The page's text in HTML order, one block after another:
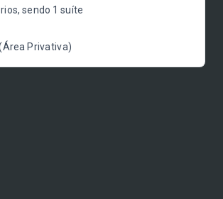
, sendo 1 suíte
Privativa)